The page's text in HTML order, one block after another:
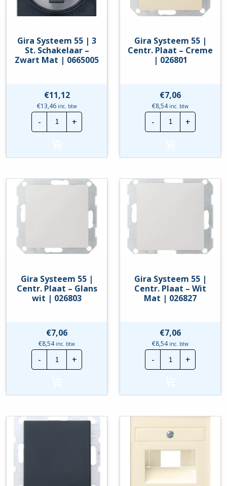
Gira Systeem 55 | 3
St. Schakelaar –
Zwart Mat | 0665005
€11,12
€13,46inc. btw
-
Gira
Systeem
55
St.
Zwart
Mat
hoeveelheid
+
Gira Systeem 55 |
Centr. Plaat – Creme
| 026801
€7,06
€8,54inc. btw
-
Gira
Systeem
55
Plaat
|
hoeveelheid
+
Gira Systeem 55 |
Centr. Plaat – Glans
wit | 026803
€7,06
€8,54inc. btw
-
Gira
Systeem
55
Plaat
wit
hoeveelheid
+
Gira Systeem 55 |
Centr. Plaat – Wit
Mat | 026827
€7,06
€8,54inc. btw
-
Gira
Systeem
55
Plaat
Mat
|
026827
hoeveelheid
+